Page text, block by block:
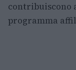
contribuiscono
programma